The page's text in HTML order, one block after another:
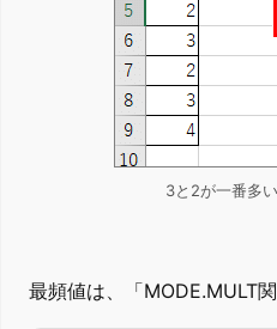
3と2が一番多
最頻値は、「MODE.MULT